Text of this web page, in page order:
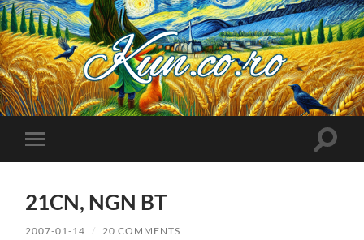
Kuncoro++
Toggle
mobile
Toggle
21CN, NGN BT
2007-01-14 / 20 COMMENTS